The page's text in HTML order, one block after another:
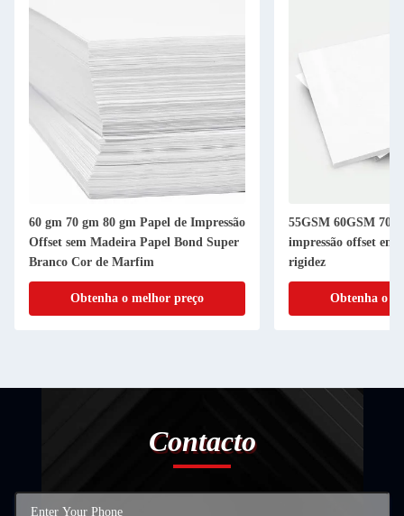
60 gm 70 gm 80 gm Papel de Impressão
Offset sem Madeira Papel Bond Super
Branco Cor de Marfim
Obtenha o melhor preço
55GSM 60GSM
impressão offset em
rigidez
Obtenha o
Contacto